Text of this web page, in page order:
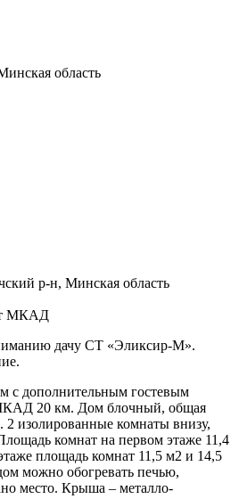
область
р-н, Минская область
МКАД
дачу СТ «Эликсир-М».
с дополнительным гостевым
20 км. Дом блочный, общая
2 изолированные комнаты внизу,
комнат на первом этаже 11,4
площадь комнат 11,5 м2 и 14,5
можно обогревать печью,
место. Крыша – металло-